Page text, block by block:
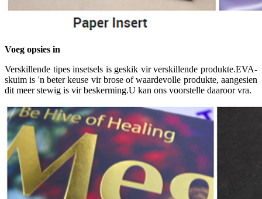
Voeg opsies in
Verskillende tipes insetsels is geskik vir verskillende produkte.EVA-
skuim is 'n beter keuse vir brose of waardevolle produkte, aangesien
dit meer stewig is vir beskerming.U kan ons voorstelle daaroor vra.